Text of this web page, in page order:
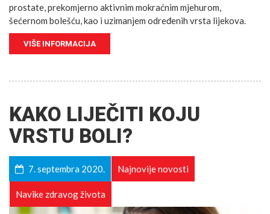
prostate, prekomjerno aktivnim mokraćnim mjehurom,
šećernom bolešću, kao i uzimanjem određenih vrsta lijekova.
VIŠE INFORMACIJA
KAKO LIJEČITI KOJU
VRSTU BOLI?
7. septembra 2020. Najnovije novosti
Navike zdravog života